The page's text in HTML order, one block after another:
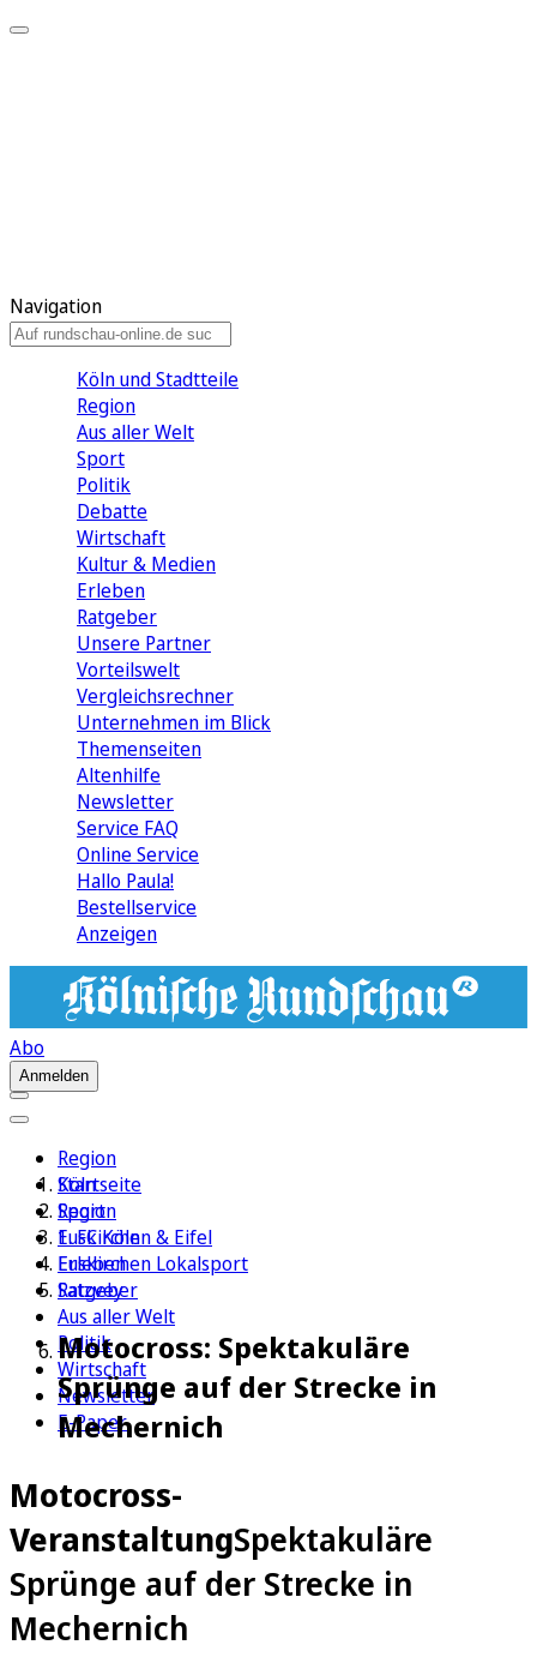
Navigation
Köln und Stadtteile
Region
Aus aller Welt
Sport
Politik
Debatte
Wirtschaft
Kultur & Medien
Erleben
Ratgeber
Unsere Partner
Vorteilswelt
Vergleichsrechner
Unternehmen im Blick
Themenseiten
Altenhilfe
Newsletter
Service FAQ
Online Service
Hallo Paula!
Bestellservice
Anzeigen
Abo
Anmelden
Region
Köln
Sport
1. FC Köln
Erleben
Ratgeber
Aus aller Welt
Politik
Wirtschaft
Newsletter
E-Paper
Startseite
Region
Euskirchen & Eifel
Euskirchen Lokalsport
Satzvey
Motocross: Spektakuläre
Sprünge auf der Strecke in
Mechernich
Motocross-
VeranstaltungSpektakuläre
Sprünge auf der Strecke in
Mechernich